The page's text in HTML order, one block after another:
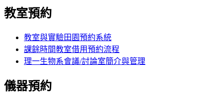
教室預約
教室與實驗田園預約系統
課餘時間教室借用預約流程
理一生物系會議/討論室簡介與管理
儀器預約